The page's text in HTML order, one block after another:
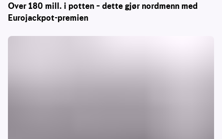
Over 180 mill. i potten – dette gjør nordmenn med
Eurojackpot-premien